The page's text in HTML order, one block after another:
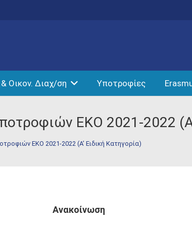
Οικον. Διαχ/ση Υποτροφίες
ΕΚΟ 2021-2022
ΕΚΟ 2021-2022 (Α’ Ειδική Κατηγορία)
Ανακοίνωση